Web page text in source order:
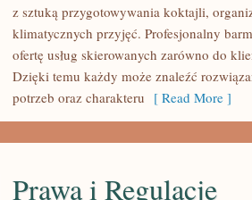
WINA
MUSUJĄCE
z sztuką przygotowywania koktajli,
klimatycznych przyjęć. Profesjonalny
ofertę usług skierowanych zarówno do
Dzięki temu każdy może znaleźć
potrzeb oraz charakteru [ Read More ]
Prawa i Regulacje